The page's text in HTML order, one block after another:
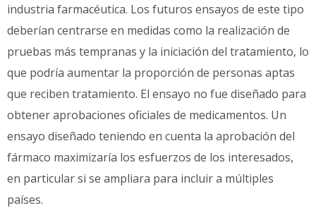
industria farmacéutica. Los futuros ensayos de este tipo
deberían centrarse en medidas como la realización de
pruebas más tempranas y la iniciación del tratamiento, lo
que podría aumentar la proporción de personas aptas
que reciben tratamiento. El ensayo no fue diseñado para
obtener aprobaciones oficiales de medicamentos. Un
ensayo diseñado teniendo en cuenta la aprobación del
fármaco maximizaría los esfuerzos de los interesados,
en particular si se ampliara para incluir a múltiples
países.